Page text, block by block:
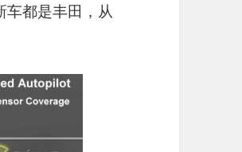
都是丰田，从